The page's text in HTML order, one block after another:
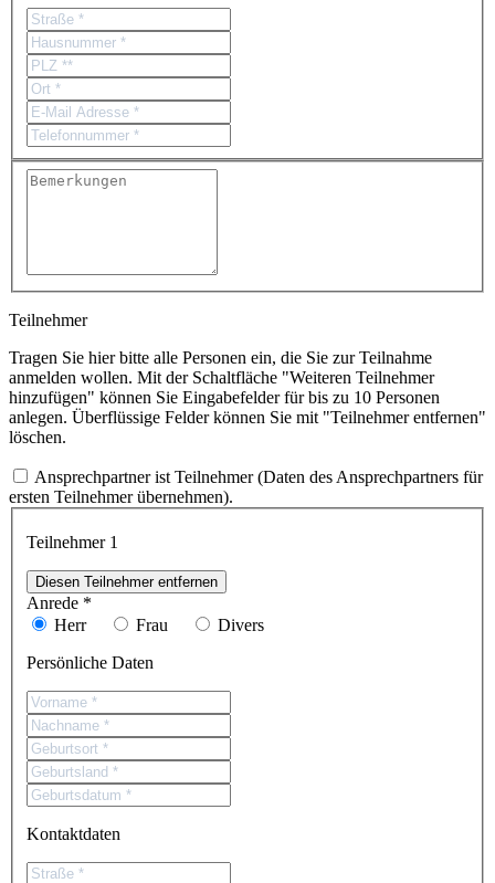
Teilnehmer
Tragen Sie hier bitte alle Personen ein, die Sie zur Teilnahme
anmelden wollen. Mit der Schaltfläche "Weiteren Teilnehmer
hinzufügen" können Sie Eingabefelder für bis zu 10 Personen
anlegen. Überflüssige Felder können Sie mit "Teilnehmer entfernen"
löschen.
Ansprechpartner ist Teilnehmer (Daten des Ansprechpartners für
ersten Teilnehmer übernehmen).
Teilnehmer 1
Diesen Teilnehmer entfernen
Anrede *
Herr
Frau
Divers
Persönliche Daten
Kontaktdaten